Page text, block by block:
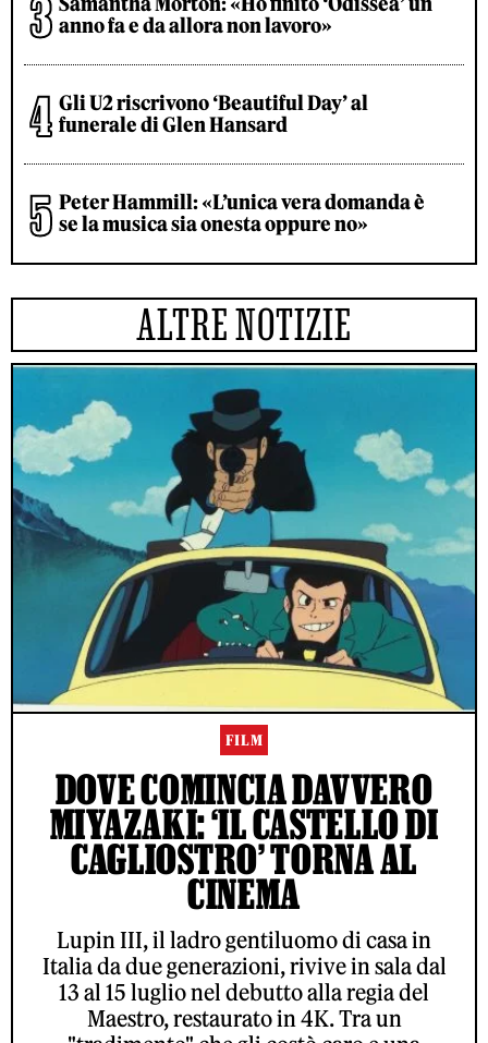
anno fa e da allora non lavoro»
Gli U2 riscrivono ‘Beautiful Day’ al
funerale di Glen Hansard
Peter Hammill: «L’unica vera domanda è
se la musica sia onesta oppure no»
ALTRE NOTIZIE
FILM
DOVE COMINCIA DAVVERO
MIYAZAKI: ‘IL CASTELLO DI
CAGLIOSTRO’ TORNA AL
CINEMA
Lupin III, il ladro gentiluomo di casa in
Italia da due generazioni, rivive in sala dal
13 al 15 luglio nel debutto alla regia del
Maestro, restaurato in 4K. Tra un